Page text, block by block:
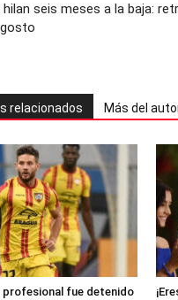
seis meses a la baja:
relacionados Más del
fue detenido